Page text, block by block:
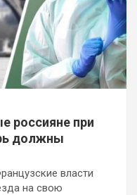
россияне при
должны
власти
на свою